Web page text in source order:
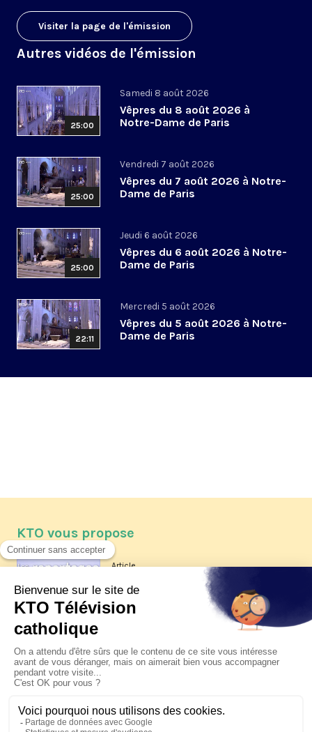
Visiter la page de l'émission
Autres vidéos de l'émission
25:00
Samedi 8 août 2026
Vêpres du 8 août 2026 à
Notre-Dame de Paris
25:00
Vendredi 7 août 2026
Vêpres du 7 août 2026 à Notre-
Dame de Paris
25:00
Jeudi 6 août 2026
Vêpres du 6 août 2026 à Notre-
Dame de Paris
22:11
Mercredi 5 août 2026
Vêpres du 5 août 2026 à Notre-
Dame de Paris
KTO vous propose
Article
Les reportages d'été 2026 de KTO
La visite pastorale du pape Léon
XIV à Assise à suivre sur KTO le
jeudi 6 août
Le pape en Uruguay, Argentine et
Pérou du 6 au 17 novembre 2026